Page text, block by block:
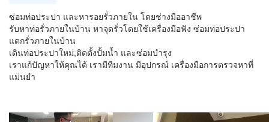
ซ่อมท่อประปา และหารอยรั่วภายใน โดยช่างมืออาชีพ
รับหาท่อรั่วภายในบ้าน หาจุดรั่วโดยใช้เครื่องมือฟัง ซ่อมท่อประปา
แตกรั่วภายในบ้าน
เดินท่อประปาใหม่,ติดตั้งปั้มน้ำ และซ่อมบำรุง
เราแก้ปัญหาให้คุณได้ เรามีทีมงาน มีอุปกรณ์ เครื่องมือการตรวจหาที่
แม่นยำ